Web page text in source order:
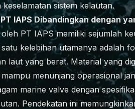
sistem kelautan.
IAPS Dibandingkan dengan
PT IAPS memiliki sejumlah
kelebihan utamanya adalah
laut yang berat. Material yang
menunjang operasional
marine valve dengan
Pendekatan ini